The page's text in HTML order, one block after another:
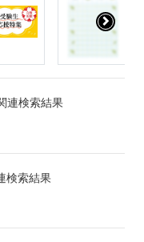
連検索結果
検索結果